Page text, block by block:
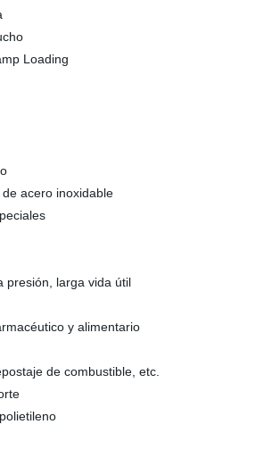
Loading
acero inoxidable
presión, larga vida útil
y alimentario
de combustible, etc.